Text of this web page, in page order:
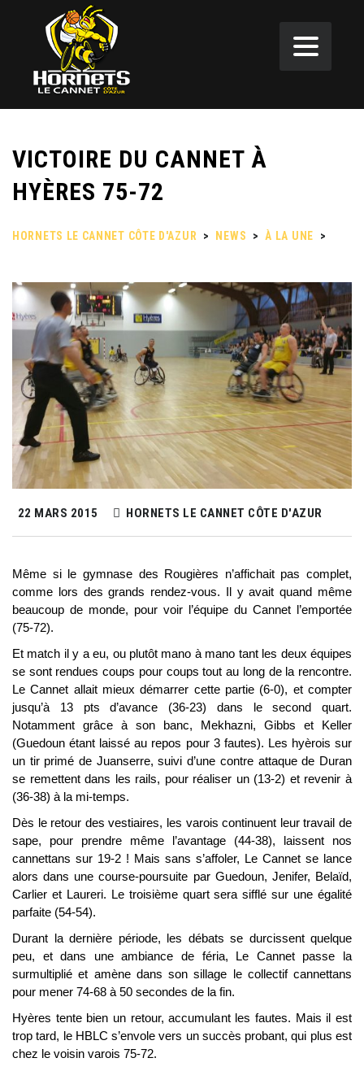
VICTOIRE DU CANNET À
HYÈRES 75-72
HORNETS LE CANNET CÔTE D'AZUR > NEWS > À LA UNE
>
22 MARS 2015 HORNETS LE CANNET CÔTE D'AZUR
Même si le gymnase des Rougières n’affichait pas complet,
comme lors des grands rendez-vous. Il y avait quand même
beaucoup de monde, pour voir l’équipe du Cannet l’emportée
(75-72).
Et match il y a eu, ou plutôt mano à mano tant les deux équipes
se sont rendues coups pour coups tout au long de la rencontre.
Le Cannet allait mieux démarrer cette partie (6-0), et compter
jusqu’à 13 pts d’avance (36-23) dans le second quart.
Notamment grâce à son banc, Mekhazni, Gibbs et Keller
(Guedoun étant laissé au repos pour 3 fautes). Les hyèrois sur
un tir primé de Juanserre, suivi d’une contre attaque de Duran
se remettent dans les rails, pour réaliser un (13-2) et revenir à
(36-38) à la mi-temps.
Dès le retour des vestiaires, les varois continuent leur travail de
sape, pour prendre même l’avantage (44-38), laissent nos
cannettans sur 19-2 ! Mais sans s’affoler, Le Cannet se lance
alors dans une course-poursuite par Guedoun, Jenifer, Belaïd,
Carlier et Laureri. Le troisième quart sera sifflé sur une égalité
parfaite (54-54).
Durant la dernière période, les débats se durcissent quelque
peu, et dans une ambiance de féria, Le Cannet passe la
surmultiplié et amène dans son sillage le collectif cannettans
pour mener 74-68 à 50 secondes de la fin.
Hyères tente bien un retour, accumulant les fautes. Mais il est
trop tard, le HBLC s’envole vers un succès probant, qui plus est
chez le voisin varois 75-72.